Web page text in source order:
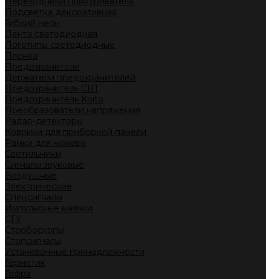
Подсветка декоративная
Гибкий неон
Лента светодиодная
Логотипы светодиодные
Пленка
Предохранители
Держатели предохранителей
Предохранитель CBT
Предохранитель Koito
Преобразователи напряжения
Радар-детекторы
Коврики для приборной панели
Рамки для номера
Светильники
Сигналы звуковые
Воздушные
Электрические
Спецсигналы
Импульсные маячки
СГУ
Стробоскопы
Стопсигналы
Установочные принадлежности
Герметик
Гофра